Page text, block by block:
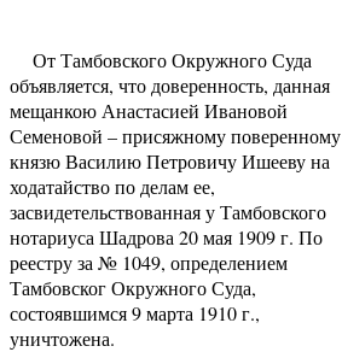
От Тамбовского Окружного Суда
объявляется, что доверенность, данная
мещанкою Анастасией Ивановой
Семеновой – присяжному поверенному
князю Василию Петровичу Ишееву на
ходатайство по делам ее,
засвидетельствованная у Тамбовского
нотариуса Шадрова 20 мая 1909 г. По
реестру за № 1049, определением
Тамбовског Окружного Суда,
состоявшимся 9 марта 1910 г.,
уничтожена.